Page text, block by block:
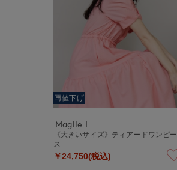
再値下げ
Maglie L
《大きいサイズ》ティアードワンピー
ス
￥24,750(税込)